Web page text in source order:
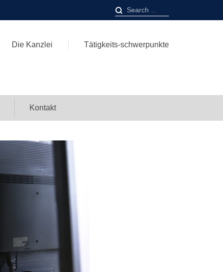
Search
for:
Die Kanzlei Tätigkeits-schwerpunkte
Kontakt